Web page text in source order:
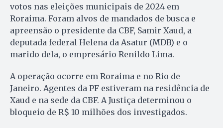
votos nas eleições municipais de 2024 em
Roraima. Foram alvos de mandados de busca e
apreensão o presidente da CBF, Samir Xaud, a
deputada federal Helena da Asatur (MDB) e o
marido dela, o empresário Renildo Lima.
A operação ocorre em Roraima e no Rio de
Janeiro. Agentes da PF estiveram na residência de
Xaud e na sede da CBF. A Justiça determinou o
bloqueio de R$ 10 milhões dos investigados.